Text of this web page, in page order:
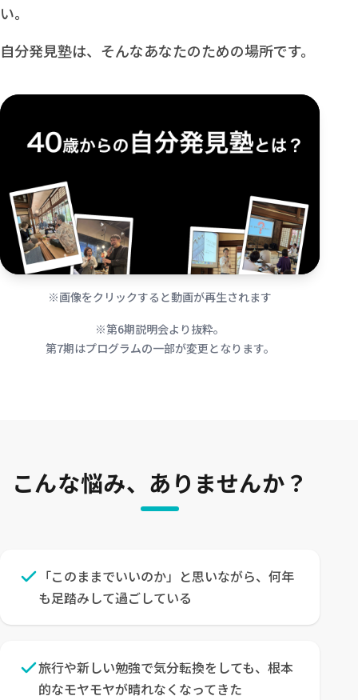
い。
自分発見塾は、そんなあなたのための場所です。
※画像をクリックすると動画が再生されます
※第6期説明会より抜粋。
第7期はプログラムの一部が変更となります。
こんな悩み、ありませんか？
「このままでいいのか」と思いながら、何年
も足踏みして過ごしている
旅行や新しい勉強で気分転換をしても、根本
的なモヤモヤが晴れなくなってきた